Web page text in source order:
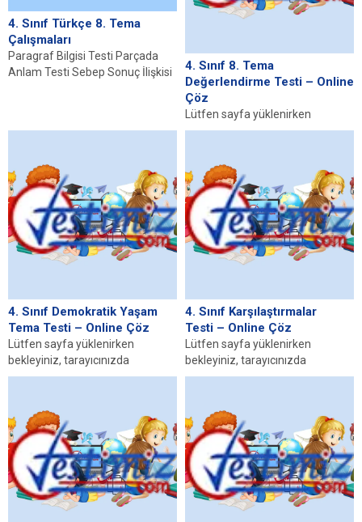
4. Sınıf Türkçe 8. Tema
Çalışmaları
Paragraf Bilgisi Testi Parçada
Anlam Testi Sebep Sonuç İlişkisi
4. Sınıf 8. Tema
Değerlendirme Testi – Online
Çöz
Lütfen sayfa yüklenirken
bekleyiniz, tarayıcınızda
olduğundan emin olunuz. Eğer
sayfa yüklenmediyse buraya...
4. Sınıf Demokratik Yaşam
Tema Testi – Online Çöz
Lütfen sayfa yüklenirken
bekleyiniz, tarayıcınızda
javascript desteğinin etkin
sayfa yüklenmediyse buraya...
4. Sınıf Karşılaştırmalar
Testi – Online Çöz
Lütfen sayfa yüklenirken
bekleyiniz, tarayıcınızda
javascript desteğinin etkin
sayfa yüklenmediyse buraya...